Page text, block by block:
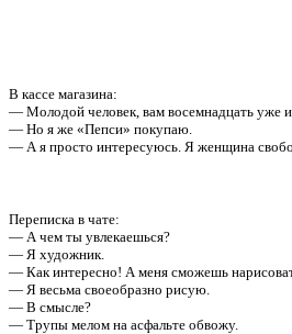
В кассе магазина:
— Молодой человек, вам восемнадцать уже
— Но я же «Пепси» покупаю.
— А я просто интересуюсь. Я женщина
Переписка в чате:
— А чем ты увлекаешься?
— Я художник.
— Как интересно! А меня сможешь
— Я весьма своеобразно рисую.
— В смысле?
— Трупы мелом на асфальте обвожу.